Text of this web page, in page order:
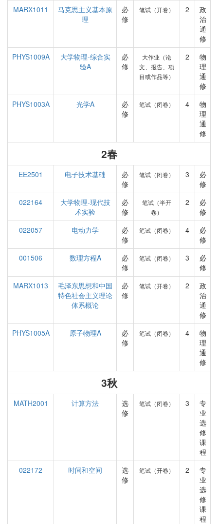
MARX1011
马克思主义基本原
理
必
修
笔试（开卷） 2
政
治
通
修
PHYS1009A
大学物理-综合实
验A
必
修
大作业（论
文、报告、项
目或作品等）
2
物
理
通
修
PHYS1003A
光学A
必
修
笔试（闭卷） 4
物
理
通
修
2春
EE2501 电子技术基础
必
修
笔试（闭卷） 3
必
修
022164
大学物理-现代技
术实验
必
修
笔试（半开
卷）
2
必
修
022057
电动力学
必
修
笔试（闭卷） 4
必
修
001506
数理方程A
必
修
笔试（闭卷） 3
必
修
MARX1013
毛泽东思想和中国
特色社会主义理论
体系概论
必
修
笔试（开卷） 2
政
治
通
修
PHYS1005A
原子物理A
必
修
笔试（闭卷） 4
物
理
通
修
3秋
MATH2001 计算方法
选
修
笔试（闭卷） 3
专
业
选
修
课
程
022172
时间和空间
选
修
笔试（开卷） 2
专
业
选
修
课
程